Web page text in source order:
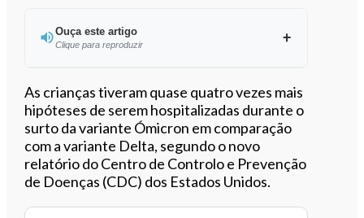
Ouça este artigo
Clique para reproduzir
Ouvir este artigo
As crianças tiveram quase quatro vezes mais
hipóteses de serem hospitalizadas durante o
surto da variante Ómicron em comparação
com a variante Delta, segundo o novo
relatório do Centro de Controlo e Prevenção
de Doenças (CDC) dos Estados Unidos.